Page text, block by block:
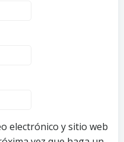
electrónico y sitio web